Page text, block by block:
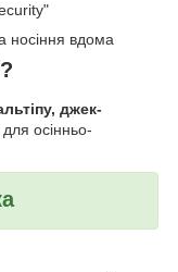
носіння вдома
джек-
осінньо-